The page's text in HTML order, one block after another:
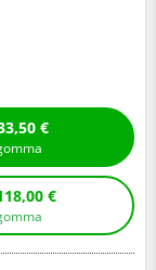
per 133,50 €
per 118,00 €